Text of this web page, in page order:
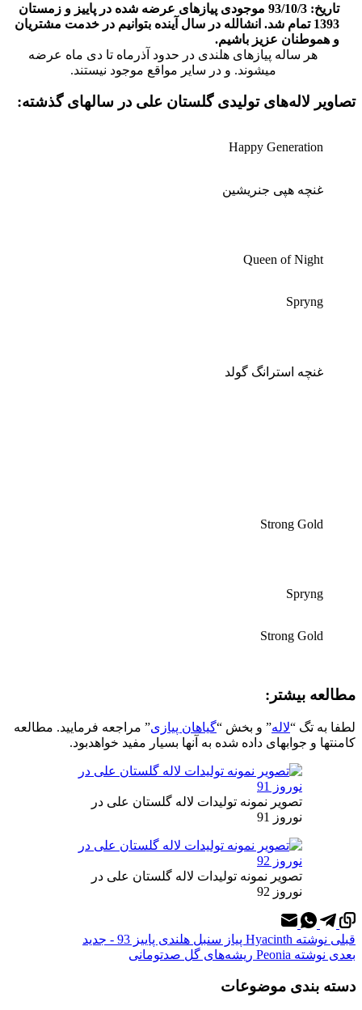
تاریخ: 93/10/3 موجودی پیازهای عرضه شده در پاییز و زمستان
1393 تمام شد. انشالله در سال آینده بتوانیم در خدمت مشتریان
و هموطنان عزیز باشیم.
هر ساله پیازهای هلندی در حدود آذرماه تا دی ماه عرضه
میشوند. و در سایر مواقع موجود نیستند.
تصاویر لاله‌های تولیدی گلستان علی در سالهای گذشته:
Happy Generation
غنچه هپی جنریشین
Queen of Night
Spryng
غنچه استرانگ گولد
Strong Gold
Spryng
Strong Gold
مطالعه بیشتر:
لطفا به تگ “لاله” و بخش “گیاهان پیازی” مراجعه فرمایید. مطالعه
کامنتها و جوابهای داده شده به آنها بسیار مفید خواهدبود.
تصویر نمونه تولیدات لاله گلستان علی در
نوروز 91
تصویر نمونه تولیدات لاله گلستان علی در
نوروز 92
قبلی نوشته Hyacinth پیاز سنبل هلندی پاییز 93 - جدید
بعدی نوشته Peonia ریشه‌های گل صدتومانی
دسته بندی موضوعات